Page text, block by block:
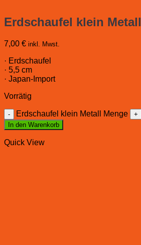
Erdschaufel klein Metall
7,00 € inkl. Mwst.
· Erdschaufel
· 5,5 cm
· Japan-Import
Vorrätig
Erdschaufel klein Metall Menge
In den Warenkorb
Quick View